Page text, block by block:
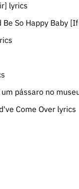
lyrics
So Happy Baby [If We
pássaro no museu
Come Over lyrics